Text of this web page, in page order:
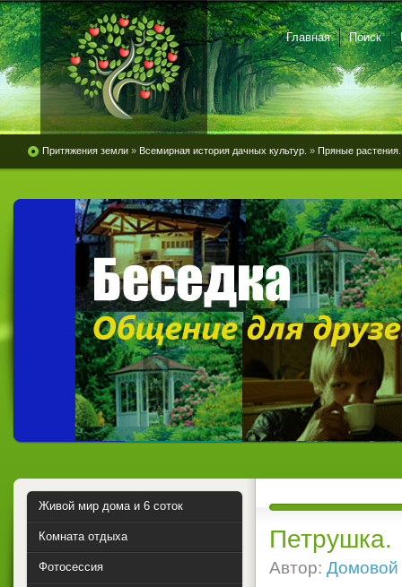
Главная Поиск
Притяжения земли » Всемирная история дачных культур. » Пряные растения.
Петрушка.
Автор: Домовой
Живой мир дома и 6 соток
Комната отдыха
Фотосессия